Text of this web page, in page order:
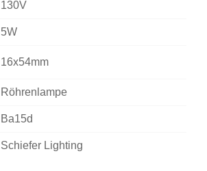
130V
5W
16x54mm
Röhrenlampe
Ba15d
Schiefer Lighting